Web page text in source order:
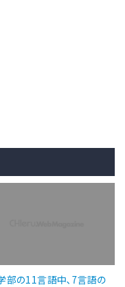
部の11言語中、7言語の